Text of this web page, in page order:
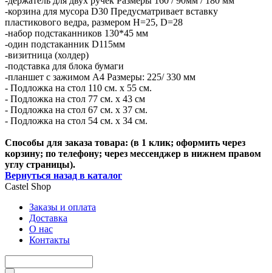
-корзина для мусора D30 Предусматривает вставку
пластикового ведра, размером H=25, D=28
-набор подстаканников 130*45 мм
-один подстаканник D115мм
-визитница (холдер)
-подставка для блока бумаги
-планшет с зажимом А4 Размеры: 225/ 330 мм
- Подложка на стол 110 см. х 55 см.
- Подложка на стол 77 см. х 43 см
- Подложка на стол 67 см. х 37 см.
- Подложка на стол 54 см. х 34 см.
Способы для заказа товара: (в 1 клик; оформить через
корзину; по телефону; через мессенджер в нижнем правом
углу страницы).
Вернуться назад в каталог
Castel Shop
Заказы и оплата
Доставка
О нас
Контакты